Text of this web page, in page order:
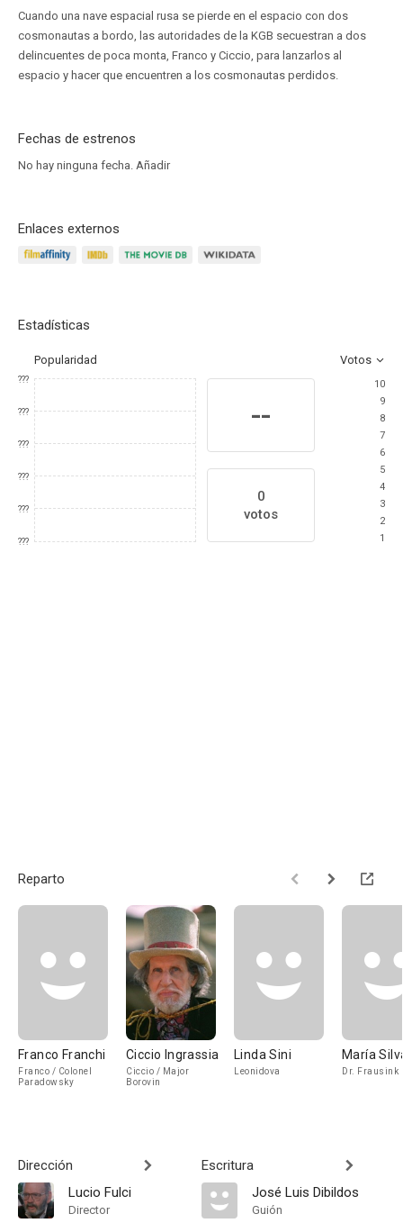
Cuando una nave espacial rusa se pierde en el espacio con dos
cosmonautas a bordo, las autoridades de la KGB secuestran a dos
delincuentes de poca monta, Franco y Ciccio, para lanzarlos al
espacio y hacer que encuentren a los cosmonautas perdidos.
Fechas de estrenos
No hay ninguna fecha. Añadir
Enlaces externos
Estadísticas
Popularidad Votos
???
???
???
???
???
???
--
0
votos
10
9
8
7
6
5
4
3
2
1
Reparto
Franco Franchi
Franco / Colonel
Paradowsky
Ciccio Ingrassia
Ciccio / Major
Borovin
Linda Sini
Leonidova
María
Dr. Frausink
Dirección
Lucio Fulci
Director
Escritura
José Luis Dibildos
Guión